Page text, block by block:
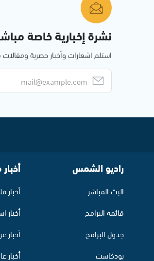
نشرة إخبارية خاصة
استلم اشعارات وأخبار حصرية
راديو الشمس
البث المباشر
قائمة البرامج
جدول البرامج
بودكاست
أخبار
أخبار
أخبار
أخبار